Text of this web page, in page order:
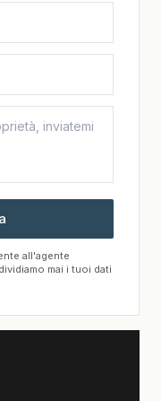
all'agente
mai i tuoi dati